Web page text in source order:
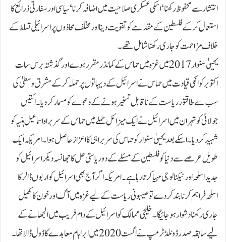
انتشار سے محفوظ رکھنا‘ اسکی عسکری صلاحیت میں اضافہ کرنا‘سیاسی اور سفارتی ذرائع کا
استعمال کر کے فلسطین کے مقدمے کو تقویت دینا اور مختلف محاذوں پر اسرائیلی تسلط کے
خلاف مزاحمت کو جاری رکھنا شامل تھے۔
یحییٰ سنوار 2017 میں غزہ میں حماس کے کمانڈر مقرر ہوے اور گذشتہ برس سات
اکتوبر کو انکی قیادت میں حماس نے اسرائیل کے دیہاتوں پر حملہ کرکے مشرق وسطیٰ کی
سب سے طاقتور ریاست کے ناقابل تسخیر ہونےکے دعوے کو مسمار کر دیا۔ اکتیس
جولائی کو تہران میں اسرائیل نے ایک میزائل حملے میں حماس کے سربراہ اسماعیل ہنیہ کو
شہید کر دیا۔ اسکے بعد یحییٰ سنوار کو حماس کی سربراہی کا اعزاز حاصل ہوا۔امریکہ ایک
طویل عرصے سے دنیا کو فلسطین کے مسئلے کے دو ریاستی حل کا جھانسہ دیکر اسرائیل کو
جدید اسلحہ اور ٹیکنالو جی مہیا کرتا رہا ہے۔ امریکہ اگر آج بھی اسرائیل کو اربوں ڈالر کا
اسلحہ فراہم کرنابند کر دے تو صیہونی ریاست کے لیے غزہ میں آگ اور خون کا کھیل
جاری رکھنا دشوار ہو جائیگا۔ خلیجی ممالک کو اسرائیل کے دام فریب میں الجھانے کے
لیے سابقہ صدر ڈونلڈ ٹرمپ نے اگست 2020 میں ابراہام معاہدے کا ڈول ڈالا تھا ۔